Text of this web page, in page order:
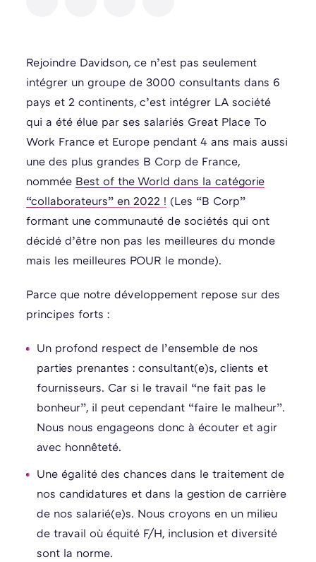
Rejoindre Davidson, ce n’est pas seulement
intégrer un groupe de 3000 consultants dans 6
pays et 2 continents, c’est intégrer LA société
qui a été élue par ses salariés Great Place To
Work France et Europe pendant 4 ans mais aussi
une des plus grandes B Corp de France,
nommée Best of the World dans la catégorie
“collaborateurs” en 2022 ! (Les “B Corp”
formant une communauté de sociétés qui ont
décidé d’être non pas les meilleures du monde
mais les meilleures POUR le monde).
Parce que notre développement repose sur des
principes forts :
Un profond respect de l’ensemble de nos
parties prenantes : consultant(e)s, clients et
fournisseurs. Car si le travail “ne fait pas le
bonheur”, il peut cependant “faire le malheur”.
Nous nous engageons donc à écouter et agir
avec honnêteté.
Une égalité des chances dans le traitement de
nos candidatures et dans la gestion de carrière
de nos salarié(e)s. Nous croyons en un milieu
de travail où équité F/H, inclusion et diversité
sont la norme.